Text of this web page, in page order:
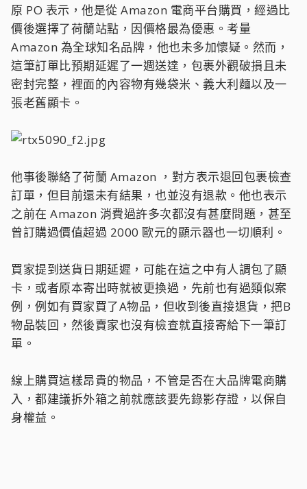
原 PO 表示，他是從 Amazon 電商平台購買，經過比
價後選擇了荷蘭站點，因價格最為優惠。考量
Amazon 為全球知名品牌，他也未多加懷疑。然而，
這筆訂單比預期延遲了一週送達，包裹外觀破損且未
密封完整，裡面的內容物有幾袋米、義大利麵以及一
張老舊顯卡。
他事後聯絡了荷蘭 Amazon ，對方表示退回包裹檢查
訂單，但目前還未有結果，也並沒有退款。他也表示
之前在 Amazon 消費過許多次都沒有甚麼問題，甚至
曾訂購過價值超過 2000 歐元的顯示器也一切順利。
買家提到送貨日期延遲，可能在這之中有人調包了顯
卡，或者原本寄出時就被更換過，先前也有過類似案
例，例如有買家買了A物品，但收到後直接退貨，把B
物品裝回，然後賣家也沒有檢查就直接寄給下一筆訂
單。
線上購買這樣昂貴的物品，不管是否在大品牌電商購
入，都建議拆外箱之前就應該要先錄影存證，以保自
身權益。